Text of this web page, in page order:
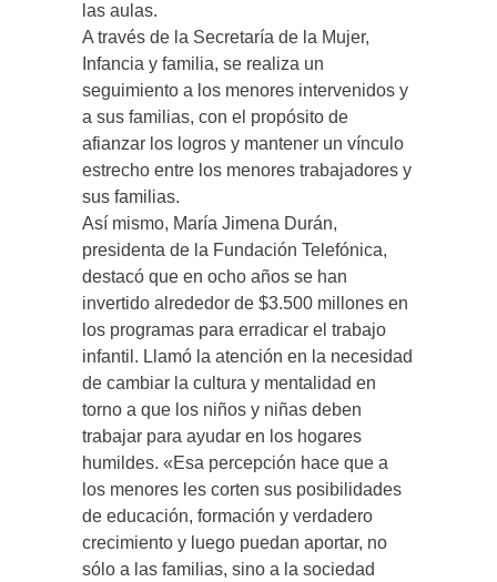
las aulas.
A través de la Secretaría de la Mujer,
Infancia y familia, se realiza un
seguimiento a los menores intervenidos y
a sus familias, con el propósito de
afianzar los logros y mantener un vínculo
estrecho entre los menores trabajadores y
sus familias.
Así mismo, María Jimena Durán,
presidenta de la Fundación Telefónica,
destacó que en ocho años se han
invertido alrededor de $3.500 millones en
los programas para erradicar el trabajo
infantil. Llamó la atención en la necesidad
de cambiar la cultura y mentalidad en
torno a que los niños y niñas deben
trabajar para ayudar en los hogares
humildes. «Esa percepción hace que a
los menores les corten sus posibilidades
de educación, formación y verdadero
crecimiento y luego puedan aportar, no
sólo a las familias, sino a la sociedad